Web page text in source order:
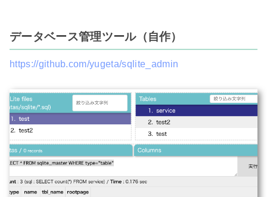
データベース管理ツール（自作）
https://github.com/yugeta/sqlite_admin